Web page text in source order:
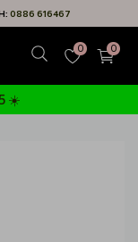
0886 616467
0 0
☀️